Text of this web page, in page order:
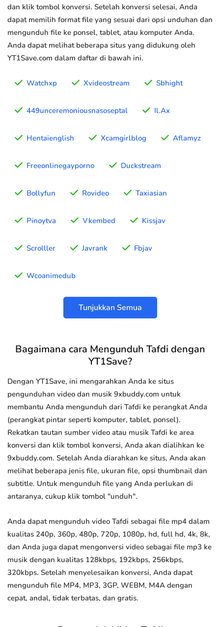
dan klik tombol konversi. Setelah konversi selesai, Anda
dapat memilih format file yang sesuai dari opsi unduhan dan
mengunduh file ke ponsel, tablet, atau komputer Anda.
Anda dapat melihat beberapa situs yang didukung oleh
YT1Save.com dalam daftar di bawah ini.
Watchxp Xvideostream Sbhight
449unceremoniousnasoseptal Il.Ax
Hentaienglish Xcamgirlblog Aflamyz
Freeonlinegayporno Duckstream
Bollyfun Rovideo Taxiasian
Pinoytva Vkembed Kissjav
Scrolller Javrank Fbjav
Wcoanimedub
Tunjukkan Semua
Bagaimana cara Mengunduh Tafdi dengan
YT1Save?
Dengan YT1Save, ini mengarahkan Anda ke situs
pengunduhan video dan musik 9xbuddy.com untuk
membantu Anda mengunduh dari Tafdi ke perangkat Anda
(perangkat pintar seperti komputer, tablet, ponsel).
Rekatkan tautan sumber video atau musik Tafdi ke area
konversi dan klik tombol konversi, Anda akan dialihkan ke
9xbuddy.com. Setelah Anda diarahkan ke situs, Anda akan
melihat beberapa jenis file, ukuran file, opsi thumbnail dan
subtitle. Untuk mengunduh file yang Anda perlukan di
antaranya, cukup klik tombol "unduh".
Anda dapat mengunduh video Tafdi sebagai file mp4 dalam
kualitas 240p, 360p, 480p, 720p, 1080p, hd, full hd, 4k, 8k,
dan Anda juga dapat mengonversi video sebagai file mp3 ke
musik dengan kualitas 128kbps, 192kbps, 256kbps,
320kbps. Setelah menyelesaikan konversi, Anda dapat
mengunduh file MP4, MP3, 3GP, WEBM, M4A dengan
cepat, andal, tidak terbatas, dan gratis.